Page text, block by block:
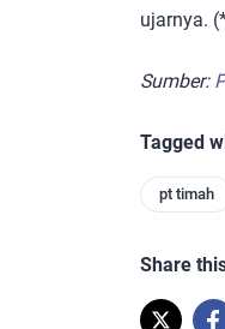
ujarnya.
Sumber:
Tagged
pt timah
Share